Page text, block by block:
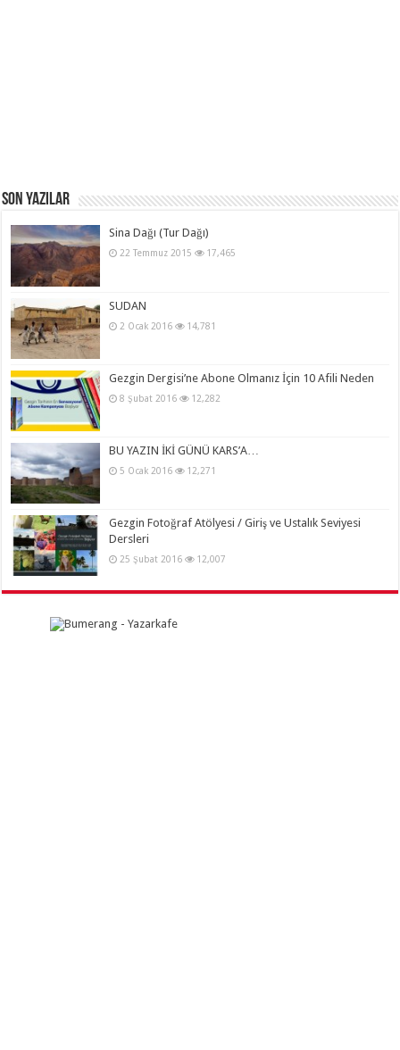
Son Yazılar
Sina Dağı (Tur Dağı)
22 Temmuz 2015 17,465
SUDAN
2 Ocak 2016 14,781
Gezgin Dergisi’ne Abone Olmanız İçin 10 Afili Neden
8 Şubat 2016 12,282
BU YAZIN İKİ GÜNÜ KARS’A…
5 Ocak 2016 12,271
Gezgin Fotoğraf Atölyesi / Giriş ve Ustalık Seviyesi
Dersleri
25 Şubat 2016 12,007